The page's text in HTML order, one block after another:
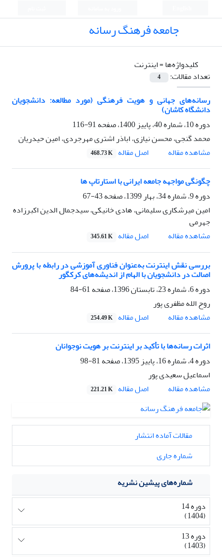
جامعه فرهنگ رسانه
کلیدواژه‌ها =اینترنت
تعداد مقالات:
4
رسانه‌های جهانی و هویت فرهنگی (مورد مطالعه: دانشجویان
دانشگاه کاشان)
دوره 10، شماره 40، پاییز 1400، صفحه
91-116
محمد گنجی، محسن نیازی، اباذر اشتری مهرجردی، امین حیدریان
مشاهده مقاله
اصل مقاله 468.73 K
چگونگی مواجهه جامعه ایرانی با استارتاپ ها
دوره 9، شماره 34، بهار 1399، صفحه
43-67
امین میرشکاری سلیمانی، هادی خانیکی، سیدجمال الدین اکبرزاده
جهرمی
مشاهده مقاله
اصل مقاله 345.61 K
بررسی نقش اینترنت به‌عنوان فناوری آموزشی در رابطه با پرورش
اصالت در دانشجویان با الهام از اندیشه‌های کرکگور
دوره 6، شماره 23، تابستان 1396، صفحه
61-84
روح الله مظفری پور
مشاهده مقاله
اصل مقاله 254.49 K
اثرات رسانه‌ها با تأکید بر اینترنت بر هویت نوجوانان
دوره 4، شماره 16، پاییز 1395، صفحه
81-98
اسماعیل سعیدی پور
مشاهده مقاله
اصل مقاله 221.21 K
مقالات آماده انتشار
شماره جاری
شماره‌های پیشین نشریه
دوره 14
(1404)
دوره 13
(1403)